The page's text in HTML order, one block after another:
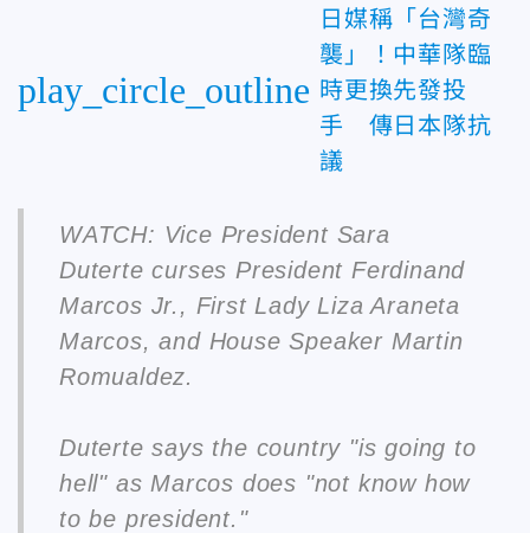
play_circle_outline
日媒稱「台灣奇
襲」！中華隊臨
時更換先發投
手 傳日本隊抗
議
WATCH: Vice President Sara
Duterte curses President Ferdinand
Marcos Jr., First Lady Liza Araneta
Marcos, and House Speaker Martin
Romualdez.
Duterte says the country "is going to
hell" as Marcos does "not know how
to be president."